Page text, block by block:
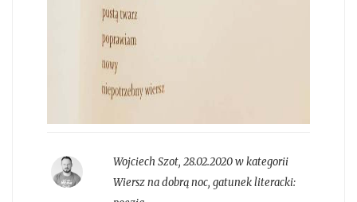
Wojciech Szot, 28.02.2020 w kategorii
Wiersz na dobrą noc, gatunek literacki: